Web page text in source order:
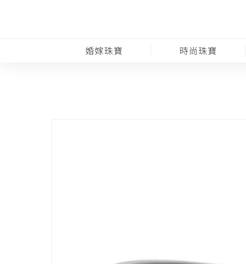
婚嫁珠寶 時尚珠寶